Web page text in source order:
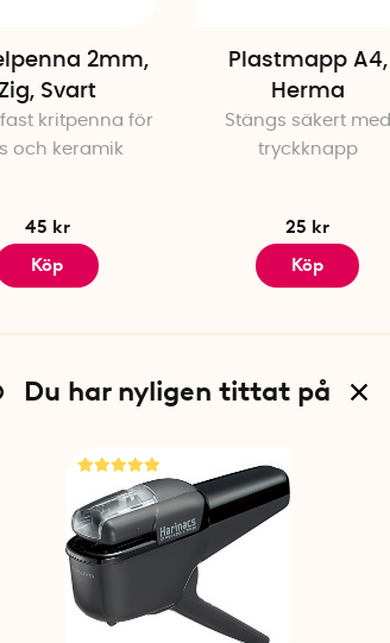
2mm,
Svart
kritpenna för
och keramik
45 kr
Köp
Plastmapp A4,
Herma
Stängs säkert med
tryckknapp
25 kr
Köp
Du har nyligen tittat på